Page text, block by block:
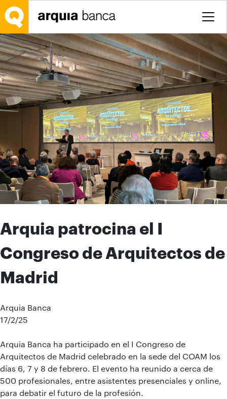
Saltar al contenido principal
Arquia patrocina el I
Congreso de Arquitectos de
Madrid
Arquia Banca
17/2/25
Arquia Banca ha participado en el I Congreso de
Arquitectos de Madrid celebrado en la sede del COAM los
días 6, 7 y 8 de febrero. El evento ha reunido a cerca de
500 profesionales, entre asistentes presenciales y online,
para debatir el futuro de la profesión.